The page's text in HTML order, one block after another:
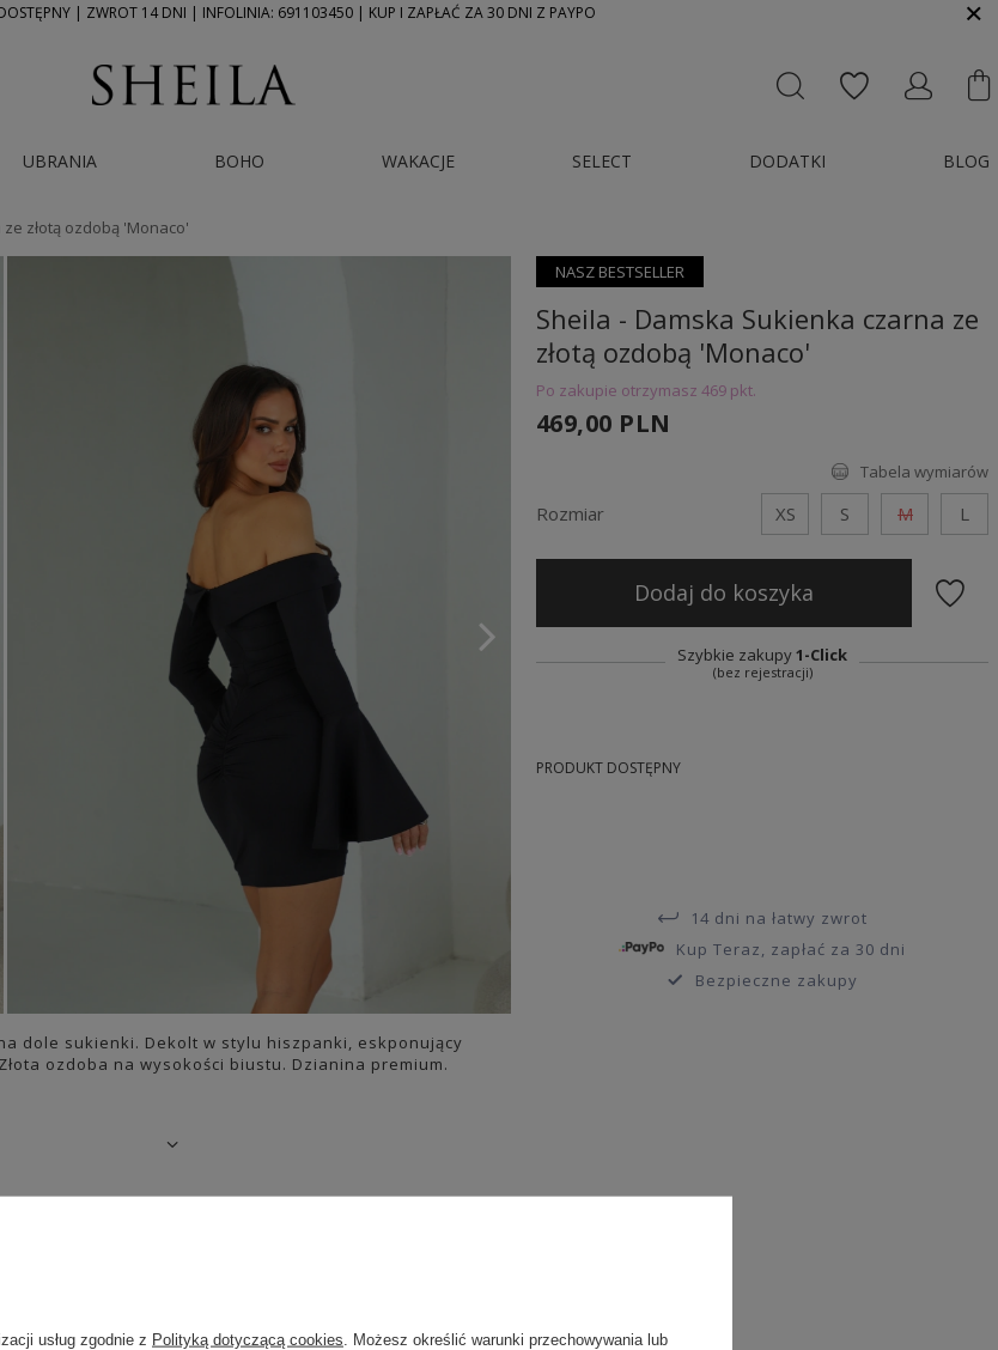
DOSTĘPNY | ZWROT 14 DNI | INFOLINIA: 691103450 | KUP I ZAPŁAĆ ZA 30 DNI Z PAYPO
UBRANIA BOHO WAKACJE SELECT DODATKI BLOG
złotą ozdobą 'Monaco'
NASZ BESTSELLER
Sheila - Damska Sukienka czarna ze
złotą ozdobą 'Monaco'
Po zakupie otrzymasz 469 pkt.
469,00 PLN
Tabela wymiarów
Rozmiar XS S M L
Dodaj do koszyka
Szybkie zakupy1-Click
(bez rejestracji)
PRODUKT DOSTĘPNY
14 dni na łatwy zwrot
Kup Teraz, zapłać za 30 dni
Bezpieczne zakupy
dole sukienki. Dekolt w stylu hiszpanki, eskponujący
ozdoba na wysokości biustu. Dzianina premium.
usług zgodnie z Polityką dotyczącą cookies . Możesz określić warunki przechowywania lub